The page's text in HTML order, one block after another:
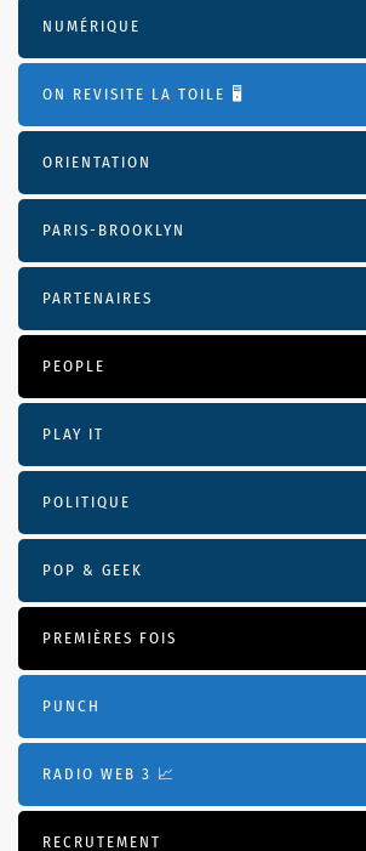
NUMÉRIQUE
ON REVISITE LA TOILE 🖥️
ORIENTATION
PARIS-BROOKLYN
PARTENAIRES
PEOPLE
PLAY IT
POLITIQUE
POP & GEEK
PREMIÈRES FOIS
PUNCH
RADIO WEB 3 📈
RECRUTEMENT